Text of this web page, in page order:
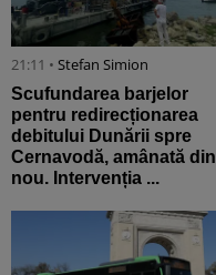
21:11 • Stefan Simion
Scufundarea barjelor
pentru redirecționarea
debitului Dunării spre
Cernavodă, amânată din
nou. Intervenția ...